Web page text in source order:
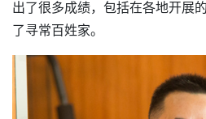
出了很多成绩，包括在各地开展
了寻常百姓家。